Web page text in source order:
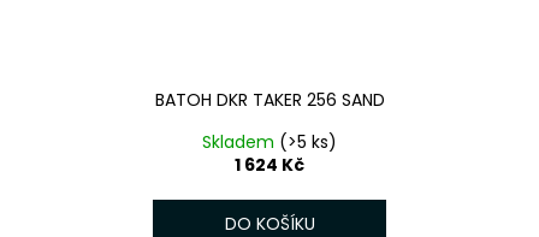
BATOH DKR TAKER 256 SAND
Skladem (>5 ks)
1 624 Kč
DO KOŠÍKU